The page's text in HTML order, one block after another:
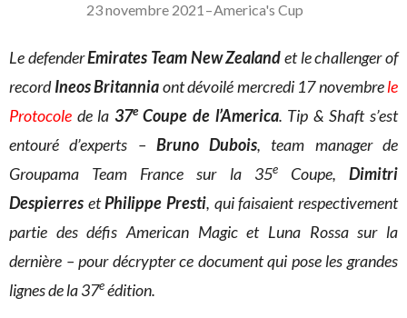
23 novembre 2021 –America's Cup
Le defenderEmirates Team New Zealandet le challenger of
recordIneos Britanniaont dévoilé mercredi 17 novembre le
Protocole de la 37eCoupe de l’America. Tip & Shaft s’est
entouré d’experts – Bruno Dubois, team manager de
Groupama Team France sur la 35eCoupe,Dimitri
Despierres etPhilippe Presti, qui faisaient respectivement
partie des défis American Magic et Luna Rossa sur la
dernière – pour décrypter ce document qui pose les grandes
lignes de la 37eédition.